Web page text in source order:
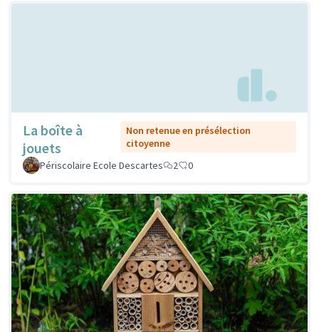
La boîte à
jouets
Non retenue en présélection
citoyenne
Périscolaire Ecole Descartes
2 0